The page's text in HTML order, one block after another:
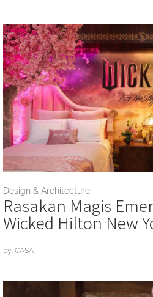
Design & Architecture
Rasakan Magis
Wicked Hilton New
by: CASA